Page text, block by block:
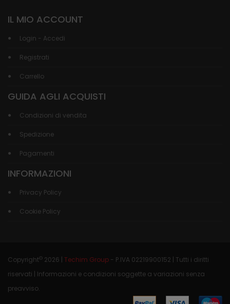
IL MIO ACCOUNT
Login - Accedi
Registrati
Carrello
GUIDA AGLI ACQUISTI
Condizioni di vendita
Spedizione
Pagamenti
INFORMAZIONI
Privacy Policy
Cookie Policy
Copyright© 2026 | Techim Group - P.IVA 02219900152 | Tutti i diritti
riservati | Informazioni e condizioni soggette a variazioni senza
preavviso.